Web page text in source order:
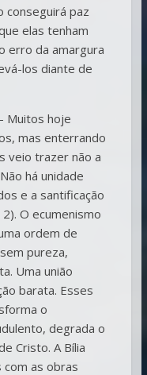
conseguirá paz
elas tenham
erro da amargura
los diante de
Muitos hoje
mas enterrando
veio trazer não a
há unidade
e a santificação
O ecumenismo
ordem de
pureza,
Uma união
barata. Esses
o
degrada o
Cristo. A Bília
as obras